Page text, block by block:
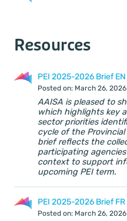
Resources
PEI 2025-2026 Brief EN
Posted on: March 26, 2026
AAISA is pleased to
which highlights key
sector priorities
cycle of the
brief reflects the
participating
context to support
upcoming PEI term.
PEI 2025-2026 Brief FR
Posted on: March 26, 2026